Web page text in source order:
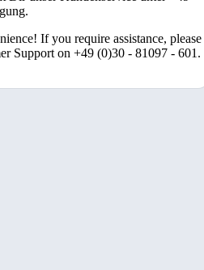
If you require assistance, please
Support on +49 (0)30 - 81097 - 601.